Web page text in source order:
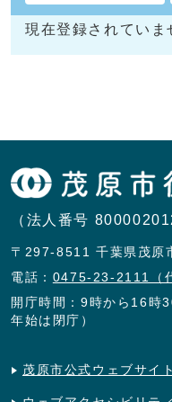
現在登録されていま
（法人番号
〒297-8511 千葉県茂原
電話： 0475-23-2111（
開庁時間：9時から16時
年始は閉庁）
茂原市公式ウェブサイ